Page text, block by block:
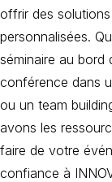
offrir des
personnalisées.
séminaire au bord
conférence dans
ou un team
avons les
faire de votre
confiance à